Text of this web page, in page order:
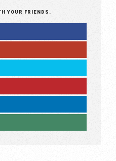
YOUR FRIENDS.